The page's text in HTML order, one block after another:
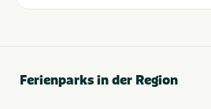
Ferienparks in der Region